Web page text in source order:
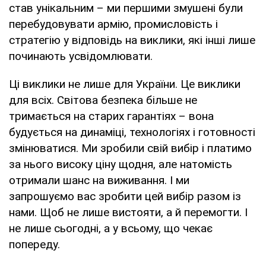
став унікальним – ми першими змушені були
перебудовувати армію, промисловість і
стратегію у відповідь на виклики, які інші лише
починають усвідомлювати.
Ці виклики не лише для України. Це виклики
для всіх. Світова безпека більше не
тримається на старих гарантіях – вона
будується на динаміці, технологіях і готовності
змінюватися. Ми зробили свій вибір і платимо
за нього високу ціну щодня, але натомість
отримали шанс на виживання. І ми
запрошуємо вас зробити цей вибір разом із
нами. Щоб не лише вистояти, а й перемогти. І
не лише сьогодні, а у всьому, що чекає
попереду.